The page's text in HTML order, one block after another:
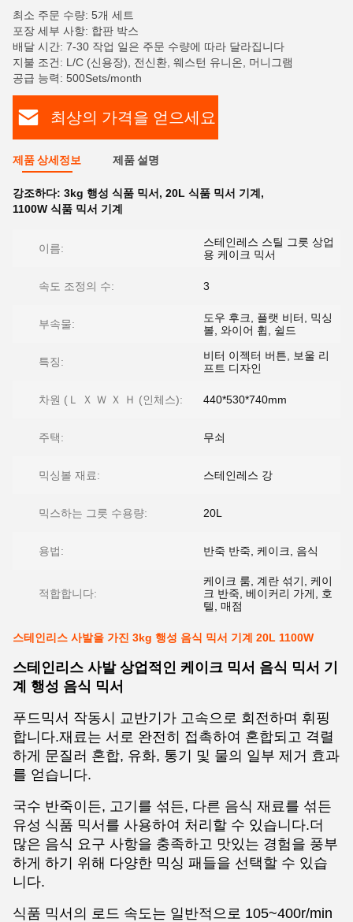
최소 주문 수량: 5개 세트
포장 세부 사항: 합판 박스
배달 시간: 7-30 작업 일은 주문 수량에 따라 달라집니다
지불 조건: L/C (신용장), 전신환, 웨스턴 유니온, 머니그램
공급 능력: 500Sets/month
최상의 가격을 얻으세요
제품 상세정보 제품 설명
강조하다: 3kg 행성 식품 믹서 , 20L 식품 믹서 기계 ,
1100W 식품 믹서 기계
이름:
스테인레스 스틸 그릇 상업
용 케이크 믹서
속도 조정의 수: 3
부속물:
도우 후크, 플랫 비터, 믹싱
볼, 와이어 휩, 쉴드
특징:
비터 이젝터 버튼, 보울 리
프트 디자인
차원 (Ｌ Ｘ Ｗ Ｘ Ｈ (인체스): 440*530*740mm
주택: 무쇠
믹싱볼 재료: 스테인레스 강
믹스하는 그릇 수용량: 20L
용법: 반죽 반죽, 케이크, 음식
적합합니다:
케이크 룸, 계란 섞기, 케이
크 반죽, 베이커리 가게, 호
텔, 매점
스테인리스 사발을 가진 3kg 행성 음식 믹서 기계 20L 1100W
스테인리스 사발 상업적인 케이크 믹서 음식 믹서 기
계 행성 음식 믹서
푸드믹서 작동시 교반기가 고속으로 회전하며 휘핑
합니다.재료는 서로 완전히 접촉하여 혼합되고 격렬
하게 문질러 혼합, 유화, 통기 및 물의 일부 제거 효과
를 얻습니다.
국수 반죽이든, 고기를 섞든, 다른 음식 재료를 섞든
유성 식품 믹서를 사용하여 처리할 수 있습니다.더
많은 음식 요구 사항을 충족하고 맛있는 경험을 풍부
하게 하기 위해 다양한 믹싱 패들을 선택할 수 있습
니다.
식품 믹서의 로드 속도는 일반적으로 105~400r/min